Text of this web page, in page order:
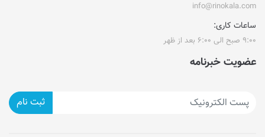
info@rinokala.com
ساعات کاری:
۹:۰۰ صبح الی ۶:۰۰ بعد از ظهر
عضویت خبرنامه
ثبت نام